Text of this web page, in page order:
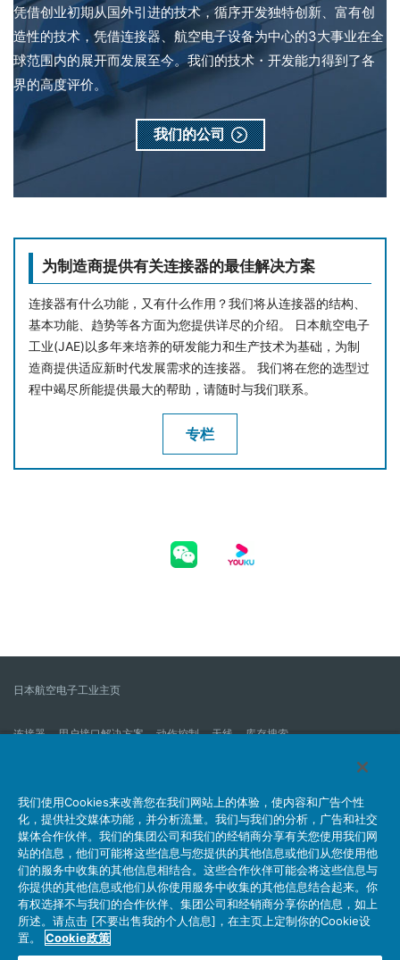
凭借创业初期从国外引进的技术，循序开发独特创新、富有创
造性的技术，凭借连接器、航空电子设备为中心的3大事业在全
球范围内的展开而发展至今。我们的技术・开发能力得到了各
界的高度评价。
我们的公司
为制造商提供有关连接器的最佳解决方案
连接器有什么功能，又有什么作用？我们将从连接器的结构、
基本功能、趋势等各方面为您提供详尽的介绍。 日本航空电子
工业(JAE)以多年来培养的研发能力和生产技术为基础，为制
造商提供适应新时代发展需求的连接器。 我们将在您的选型过
程中竭尽所能提供最大的帮助，请随时与我们联系。
专栏
日本航空电子工业主页
连接器 用户接口解决方案 动作控制 天线 库存搜索
我们的公司 企业社会责任 IR消息 公司新到信息列表
产品信息新的列表
网站地图
联系我们
个人信息保护方针 JAE Cookie政策
关于利用本网站
社交媒体官方账号运营方针
我们使用Cookies来改善您在我们网站上的体验，使内容和广告个性
化，提供社交媒体功能，并分析流量。我们与我们的分析，广告和社交
媒体合作伙伴。我们的集团公司和我们的经销商分享有关您使用我们网
站的信息，他们可能将这些信息与您提供的其他信息或他们从您使用他
们的服务中收集的其他信息相结合。这些合作伙伴可能会将这些信息与
你提供的其他信息或他们从你使用服务中收集的其他信息结合起来。你
有权选择不与我们的合作伙伴、集团公司和经销商分享你的信息，如上
所述。请点击 [不要出售我的个人信息]，在主页上定制你的Cookie设
置。
Cookie政策